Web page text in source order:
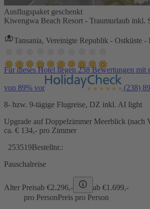
Ausflugspaket geschenkt
Kiwengwa Beach Resort - Traumurlaub inkl.
Tansania, Vereinigte Republik - Ostküste
Für dieses Hotel liegen 238 Bewertungen mit
von 89% vor (238)
8- bzw. 9-tägige Flugreise, DZ inkl. AI light
Upgrade auf Doppelzimmer Meerblick (nach
ca. € 134,- pro Zimmer
253519Bestellnr.:
Pauschalreise
Alter Preisab €2.296,- ab €1.699,-
pro PersonPreis pro Person